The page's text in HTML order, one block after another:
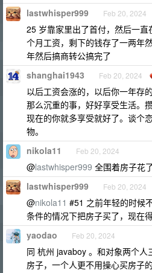
lastwhisper999 Feb 20, 2024
25 岁靠家里出了首付，然后一
个月工资，剩下的钱存了一两年
年然后搞商转公搞完了
shanghai1943 Feb 20, 2024
以后工资会涨的，以后你一年存
那么沉重的事，好好享受生活。
现在的你就多享受就好了。谈个
物。
nikola11 Feb 20, 2024
@lastwhisper999 全围着房子花
lastwhisper999 Feb 20, 2024
@nikola11 #51 之前年轻的时候
条件的情况下把房子买了，现在
yaodao Feb 20, 2024
同 杭州 javaboy 。和对象两个
房子，一个人更不用操心买房子